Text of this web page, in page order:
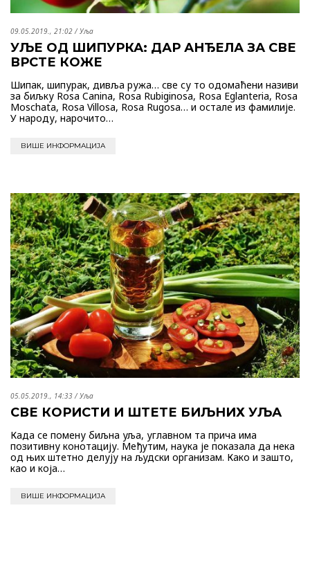
09.05.2019., 21:02 / Уља
УЉЕ ОД ШИПУРКА: ДАР АНЂЕЛА ЗА СВЕ
ВРСТЕ КОЖЕ
Шипак, шипурак, дивља ружа… све су то одомаћени називи
за биљку Rosa Canina, Rosa Rubiginosa, Rosa Eglanteria, Rosa
Moschata, Rosa Villosa, Rosa Rugosa… и остале из фамилије.
У народу, нарочито…
ВИШЕ ИНФОРМАЦИЈА
05.05.2019., 14:33 / Уља
СВЕ КОРИСТИ И ШТЕТЕ БИЉНИХ УЉА
Када се помену биљна уља, углавном та прича има
позитивну конотацију. Међутим, наука је показала да нека
од њих штетно делују на људски организам. Како и зашто,
као и која…
ВИШЕ ИНФОРМАЦИЈА